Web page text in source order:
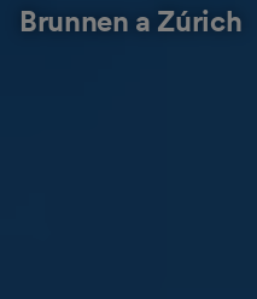
Brunnen a Zúrich